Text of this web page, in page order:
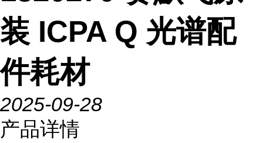
装 ICPA Q 光谱配
件耗材
2025-09-28
产品详情